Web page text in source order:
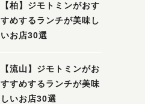
【柏】ジモトミンがおす
すめするランチが美味し
いお店30選
【流山】ジモトミンがお
すすめするランチが美味
しいお店30選